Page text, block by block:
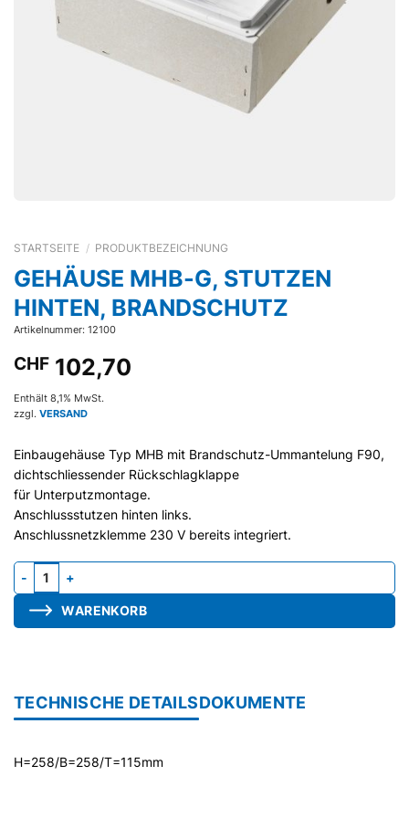
STARTSEITE / PRODUKTBEZEICHNUNG
GEHÄUSE MHB-G, STUTZEN
HINTEN, BRANDSCHUTZ
Artikelnummer: 12100
CHF 102,70
Enthält 8,1% MwSt.
zzgl. VERSAND
Einbaugehäuse Typ MHB mit Brandschutz-Ummantelung F90,
dichtschliessender Rückschlagklappe
für Unterputzmontage.
Anschlussstutzen hinten links.
Anschlussnetzklemme 230 V bereits integriert.
Gehäuse MHB-G, Stutzen hinten, Brandschutz Menge
WARENKORB
TECHNISCHE DETAILSDOKUMENTE
H=258/B=258/T=115mm